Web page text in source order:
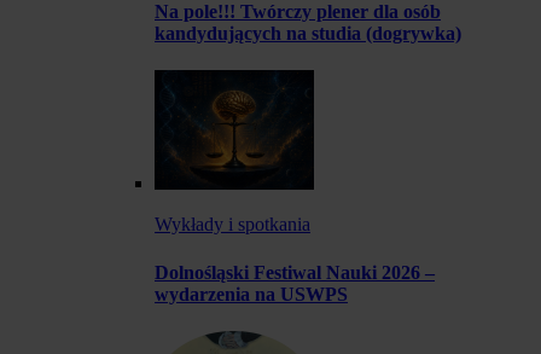
Na pole!!! Twórczy plener dla osób
kandydujących na studia (dogrywka)
Wykłady i spotkania
Dolnośląski Festiwal Nauki 2026 –
wydarzenia na USWPS